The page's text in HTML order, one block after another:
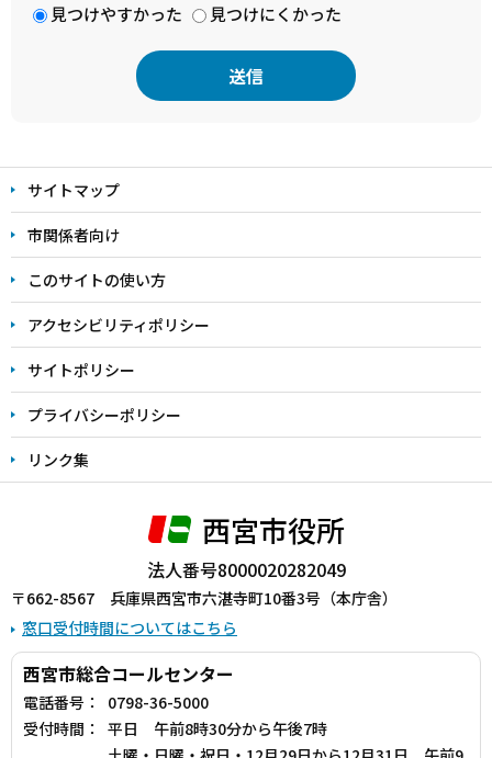
見つけやすかった
見つけにくかった
文
こ
こ
ま
で
サイトマップ
市関係者向け
このサイトの使い方
アクセシビリティポリシー
サイトポリシー
プライバシーポリシー
リンク集
西宮市役所
法人番号8000020282049
〒662-8567 兵庫県西宮市六湛寺町10番3号（本庁舎）
窓口受付時間についてはこちら
西宮市総合コールセンター
電話番号：
0798-36-5000
受付時間：
平日 午前8時30分から午後7時